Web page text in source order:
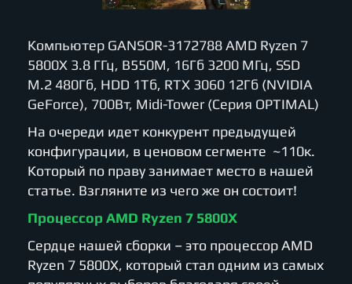
Компьютер GANSOR-3172788 AMD Ryzen 7
5800X 3.8 ГГц, B550M, 16Гб 3200 МГц, SSD
M.2 480Гб, HDD 1Тб, RTX 3060 12Гб (NVIDIA
GeForce), 700Вт, Midi-Tower (Серия OPTIMAL)
На очереди идет конкурент предыдущей
конфигурации, в ценовом сегменте ~110к.
Который по праву занимает место в нашей
статье. Взгляните из чего же он состоит!
Процессор AMD Ryzen 7 5800X
Сердце нашей сборки – это процессор AMD
Ryzen 7 5800X, который стал одним из самых